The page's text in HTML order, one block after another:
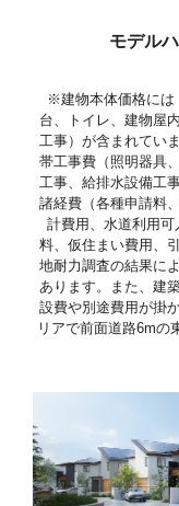
モデル
※建物本体価格には
台、トイレ、建物屋
工事）が含まれてい
帯工事費（照明器具
工事、給排水設備工
諸経費（各種申請料
計費用、水道利用
料、仮住まい費用、
地耐力調査の結果に
あります。また、建
設費や別途費用が掛
リアで前面道路6mの